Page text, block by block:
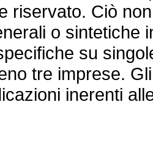
riservato. Ciò
o sintetiche
su
tre imprese.
inerenti